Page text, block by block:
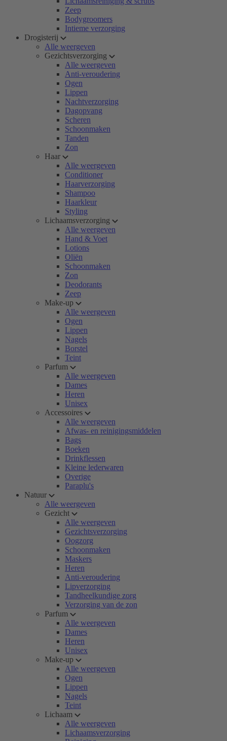
Zeep
Bodygroomers
Intieme verzorging
Drogisterij
Alle weergeven
Gezichtsverzorging
Alle weergeven
Anti-veroudering
Ogen
Lippen
Nachtverzorging
Dagopvang
Scheren
Schoonmaken
Tanden
Zon
Haar
Alle weergeven
Conditioner
Haarverzorging
Shampoo
Haarkleur
Styling
Lichaamsverzorging
Alle weergeven
Hand & Voet
Lotions
Oliën
Schoonmaken
Zon
Deodorants
Zeep
Make-up
Alle weergeven
Ogen
Lippen
Nagels
Borstel
Teint
Parfum
Alle weergeven
Dames
Heren
Unisex
Accessoires
Alle weergeven
Afwas- en reinigingsmiddelen
Bags
Boeken
Drinkflessen
Kleine lederwaren
Overige
Paraplu's
Natuur
Alle weergeven
Gezicht
Alle weergeven
Gezichtsverzorging
Oogzorg
Schoonmaken
Maskers
Heren
Anti-veroudering
Lipverzorging
Tandheelkundige zorg
Verzorging van de zon
Parfum
Alle weergeven
Dames
Heren
Unisex
Make-up
Alle weergeven
Ogen
Lippen
Nagels
Teint
Lichaam
Alle weergeven
Lichaamsverzorging